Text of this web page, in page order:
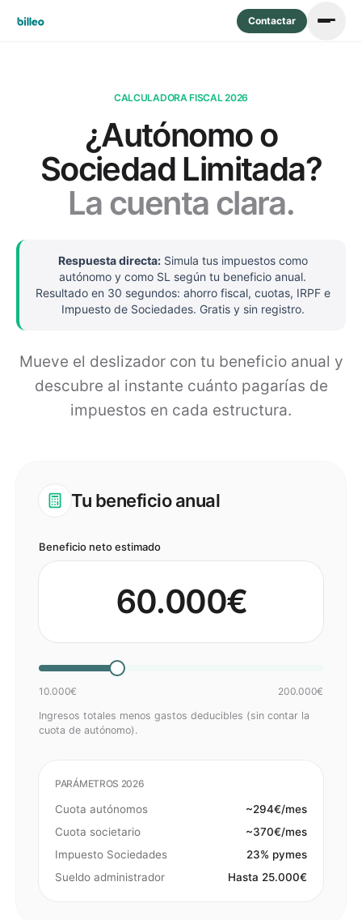
Contactar
CALCULADORA FISCAL 2026
¿Autónomo o
Sociedad Limitada?
La cuenta clara.
Respuesta directa:Simula tus impuestos como
autónomo y como SL según tu beneficio anual.
Resultado en 30 segundos: ahorro fiscal, cuotas, IRPF e
Impuesto de Sociedades. Gratis y sin registro.
Mueve el deslizador con tu beneficio anual y
descubre al instante cuánto pagarías de
impuestos en cada estructura.
Tu beneficio anual
Beneficio neto estimado
60.000€
10.000€
200.000€
Ingresos totales menos gastos deducibles (sin contar la
cuota de autónomo).
PARÁMETROS 2026
Cuota autónomos
~294€/mes
Cuota societario
~370€/mes
Impuesto Sociedades
23% pymes
Sueldo administrador
Hasta 25.000€